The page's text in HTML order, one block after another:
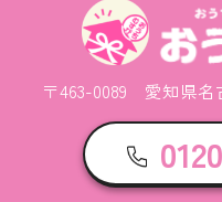
〒463-0089 愛知県名